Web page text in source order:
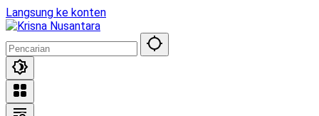
Langsung ke konten